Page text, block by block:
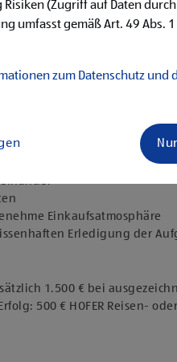
von Qualitätskontrollen
erster Führungstätigkeiten
mitzugestalten
Einkaufsatmosphäre
Erledigung der
1.500 € bei
500 € HOFER Reisen-
(Zugriff auf Daten
umfasst gemäß Art. 49 Abs.
zum Datenschutz und